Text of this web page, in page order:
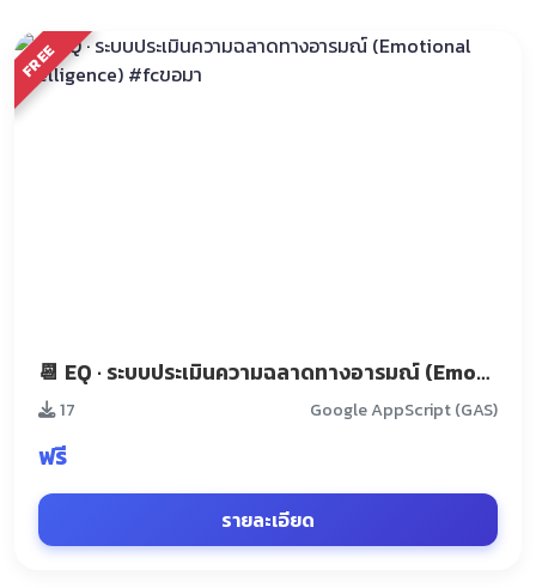
FREE
📆 EQ · ระบบประเมินความฉลาดทางอารมณ์ (Emotional Intelligence) #fcขอมา
17 Google AppScript (GAS)
ฟรี
รายละเอียด